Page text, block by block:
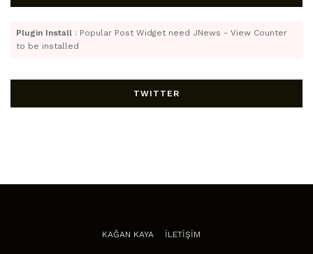
Plugin Install : Popular Post Widget need JNews - View Counter
to be installed
TWITTER
KAĞAN KAYA İLETİŞİM